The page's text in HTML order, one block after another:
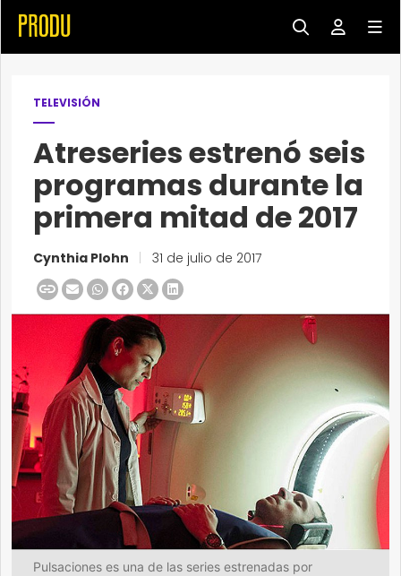
TELEVISIÓN
Atreseries estrenó seis
programas durante la
primera mitad de 2017
Cynthia Plohn 31 de julio de 2017
Pulsaciones es una de las series estrenadas por